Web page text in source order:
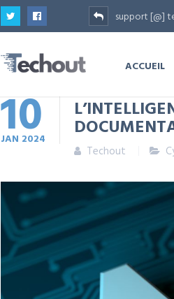
support [@]
ACCUEIL
10
JAN 2024
Techout